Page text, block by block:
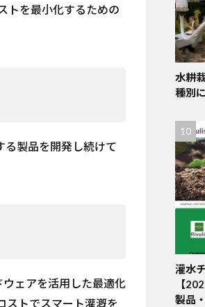
トを最小化するための
る製品を開発し続けて
ェアを活用した最適化
ストでスマート灌漑を
水耕
種別
灌水
【
製品